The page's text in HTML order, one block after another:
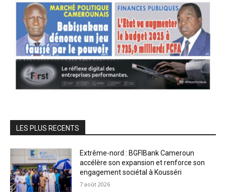
LES PLUS RECENTS
Extrême-nord : BGFIBank Cameroun
accélère son expansion et renforce son
engagement sociétal à Kousséri
7 août 2026